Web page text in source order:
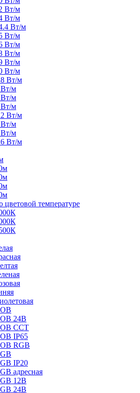
Вт/м
Вт/м
Вт/м
Вт/м
Вт/м
Вт/м
Вт/м
Вт/м
Вт/м
Вт/м
Вт/м
Вт/м
Вт/м
Вт/м
Вт/м
Вт/м
цветовой температуре
24В
CCT
IP65
RGB
IP20
адресная
12В
24В